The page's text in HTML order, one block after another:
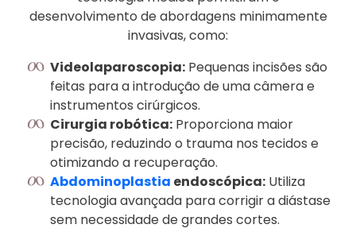
desenvolvimento de abordagens minimamente
invasivas, como:
Videolaparoscopia:Pequenas incisões são
feitas para a introdução de uma câmera e
instrumentos cirúrgicos.
Cirurgia robótica:Proporciona maior
precisão, reduzindo o trauma nos tecidos e
otimizando a recuperação.
Abdominoplastia endoscópica:Utiliza
tecnologia avançada para corrigir a diástase
sem necessidade de grandes cortes.